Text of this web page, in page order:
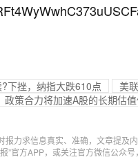
下挫，纳指大跌610点
美
政策合力将加速A股的长期估
报力求信息真实、准确，文章提及
”官方APP，或关注官方微信公众